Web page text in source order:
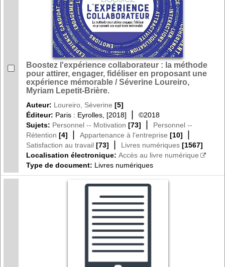
Boostez l'expérience collaborateur : la méthode
pour attirer, engager, fidéliser en proposant une
expérience mémorable / Séverine Loureiro,
Myriam Lepetit-Brière.
Auteur: Loureiro, Séverine [5]
Éditeur: Paris : Eyrolles, [2018] |
©2018
Sujets: Personnel -- Motivation [73] |
Personnel --
Rétention [4] | Appartenance à l'entreprise [10] |
Satisfaction au travail [73] | Livres numériques [1567]
Localisation électronique: Accès au livre numérique
Type de document: Livres numériques